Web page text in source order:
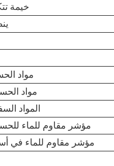
خيمة
مواد
مواد
المواد
مؤشر مقاوم للماء
مؤشر مقاوم للماء في